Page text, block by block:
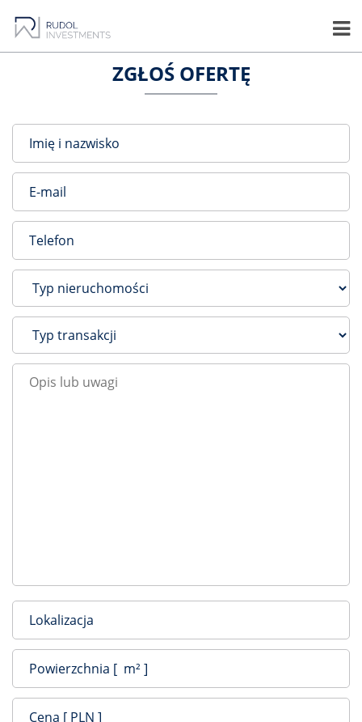
ZGŁOŚ OFERTĘ